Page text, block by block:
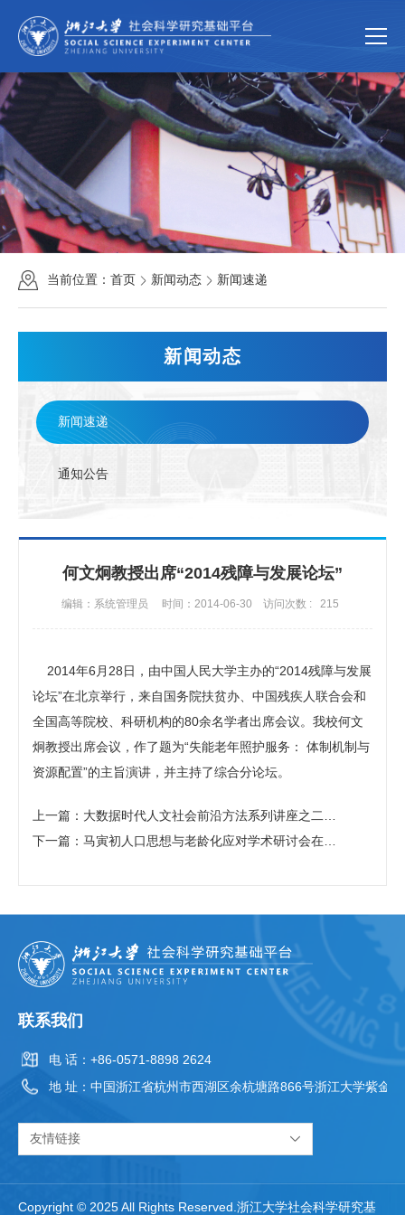
首页
关于我们
平台简介
组织机构
规章制度
新闻动态
新闻速递
通知公告
科学研究
研究团队
科研成果
科研项目
联系方式
当前位置： 首页 新闻动态 新闻速递
新闻动态
新闻速递
通知公告
何文炯教授出席“2014残障与发展论坛”
编辑：系统管理员 时间：2014-06-30 访问次数 : 215
2014年6月28日，由中国人民大学主办的“2014残障与发展
论坛”在北京举行，来自国务院扶贫办、中国残疾人联合会和
全国高等院校、科研机构的80余名学者出席会议。我校何文
炯教授出席会议，作了题为“失能老年照护服务： 体制机制与
资源配置”的主旨演讲，并主持了综合分论坛。
联系我们
电 话： +86-0571-8898 2624
地 址： 中国浙江省杭州市西湖区余杭塘路866号浙江大学紫金
友情链接
Copyright © 2025 All Rights Reserved.浙江大学社会科学研究基